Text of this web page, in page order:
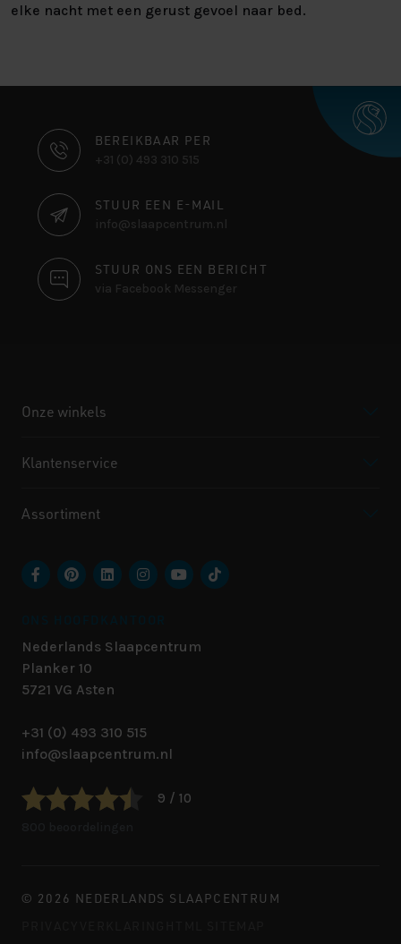
elke nacht met een gerust gevoel naar bed.
CONTACT
INFORMATIE
BEREIKBAAR PER
+31 (0) 493 310 515
STUUR EEN E-MAIL
info@slaapcentrum.nl
STUUR ONS EEN BERICHT
via Facebook Messenger
Onze winkels
Klantenservice
Assortiment
Nederlands Slaapcentrum
Planker 10
5721 VG Asten
+31 (0) 493 310 515
info@slaapcentrum.nl
9 / 10
© 2026 NEDERLANDS SLAAPCENTRUM